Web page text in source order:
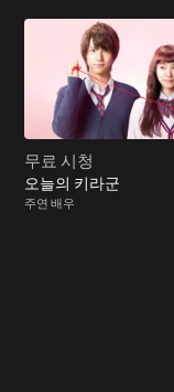
무료 시청
오늘의 키라군
주연 배우